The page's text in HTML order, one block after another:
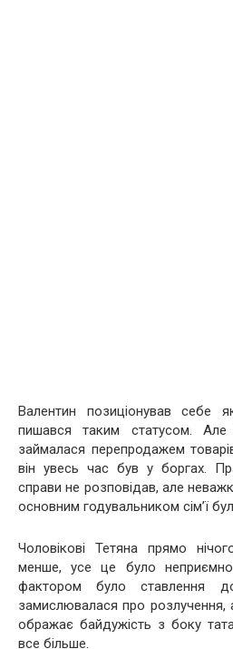
Валентин позиціонував себе
пишався таким статусом. Але
займалася перепродажем
він увесь час був у боргах.
справи не розповідав, але
основним годувальником сім’ї
Чоловікові Тетяна прямо
менше, усе це було
фактором було ставлення
замислювалася про
ображає байдужість з боку
все більше.